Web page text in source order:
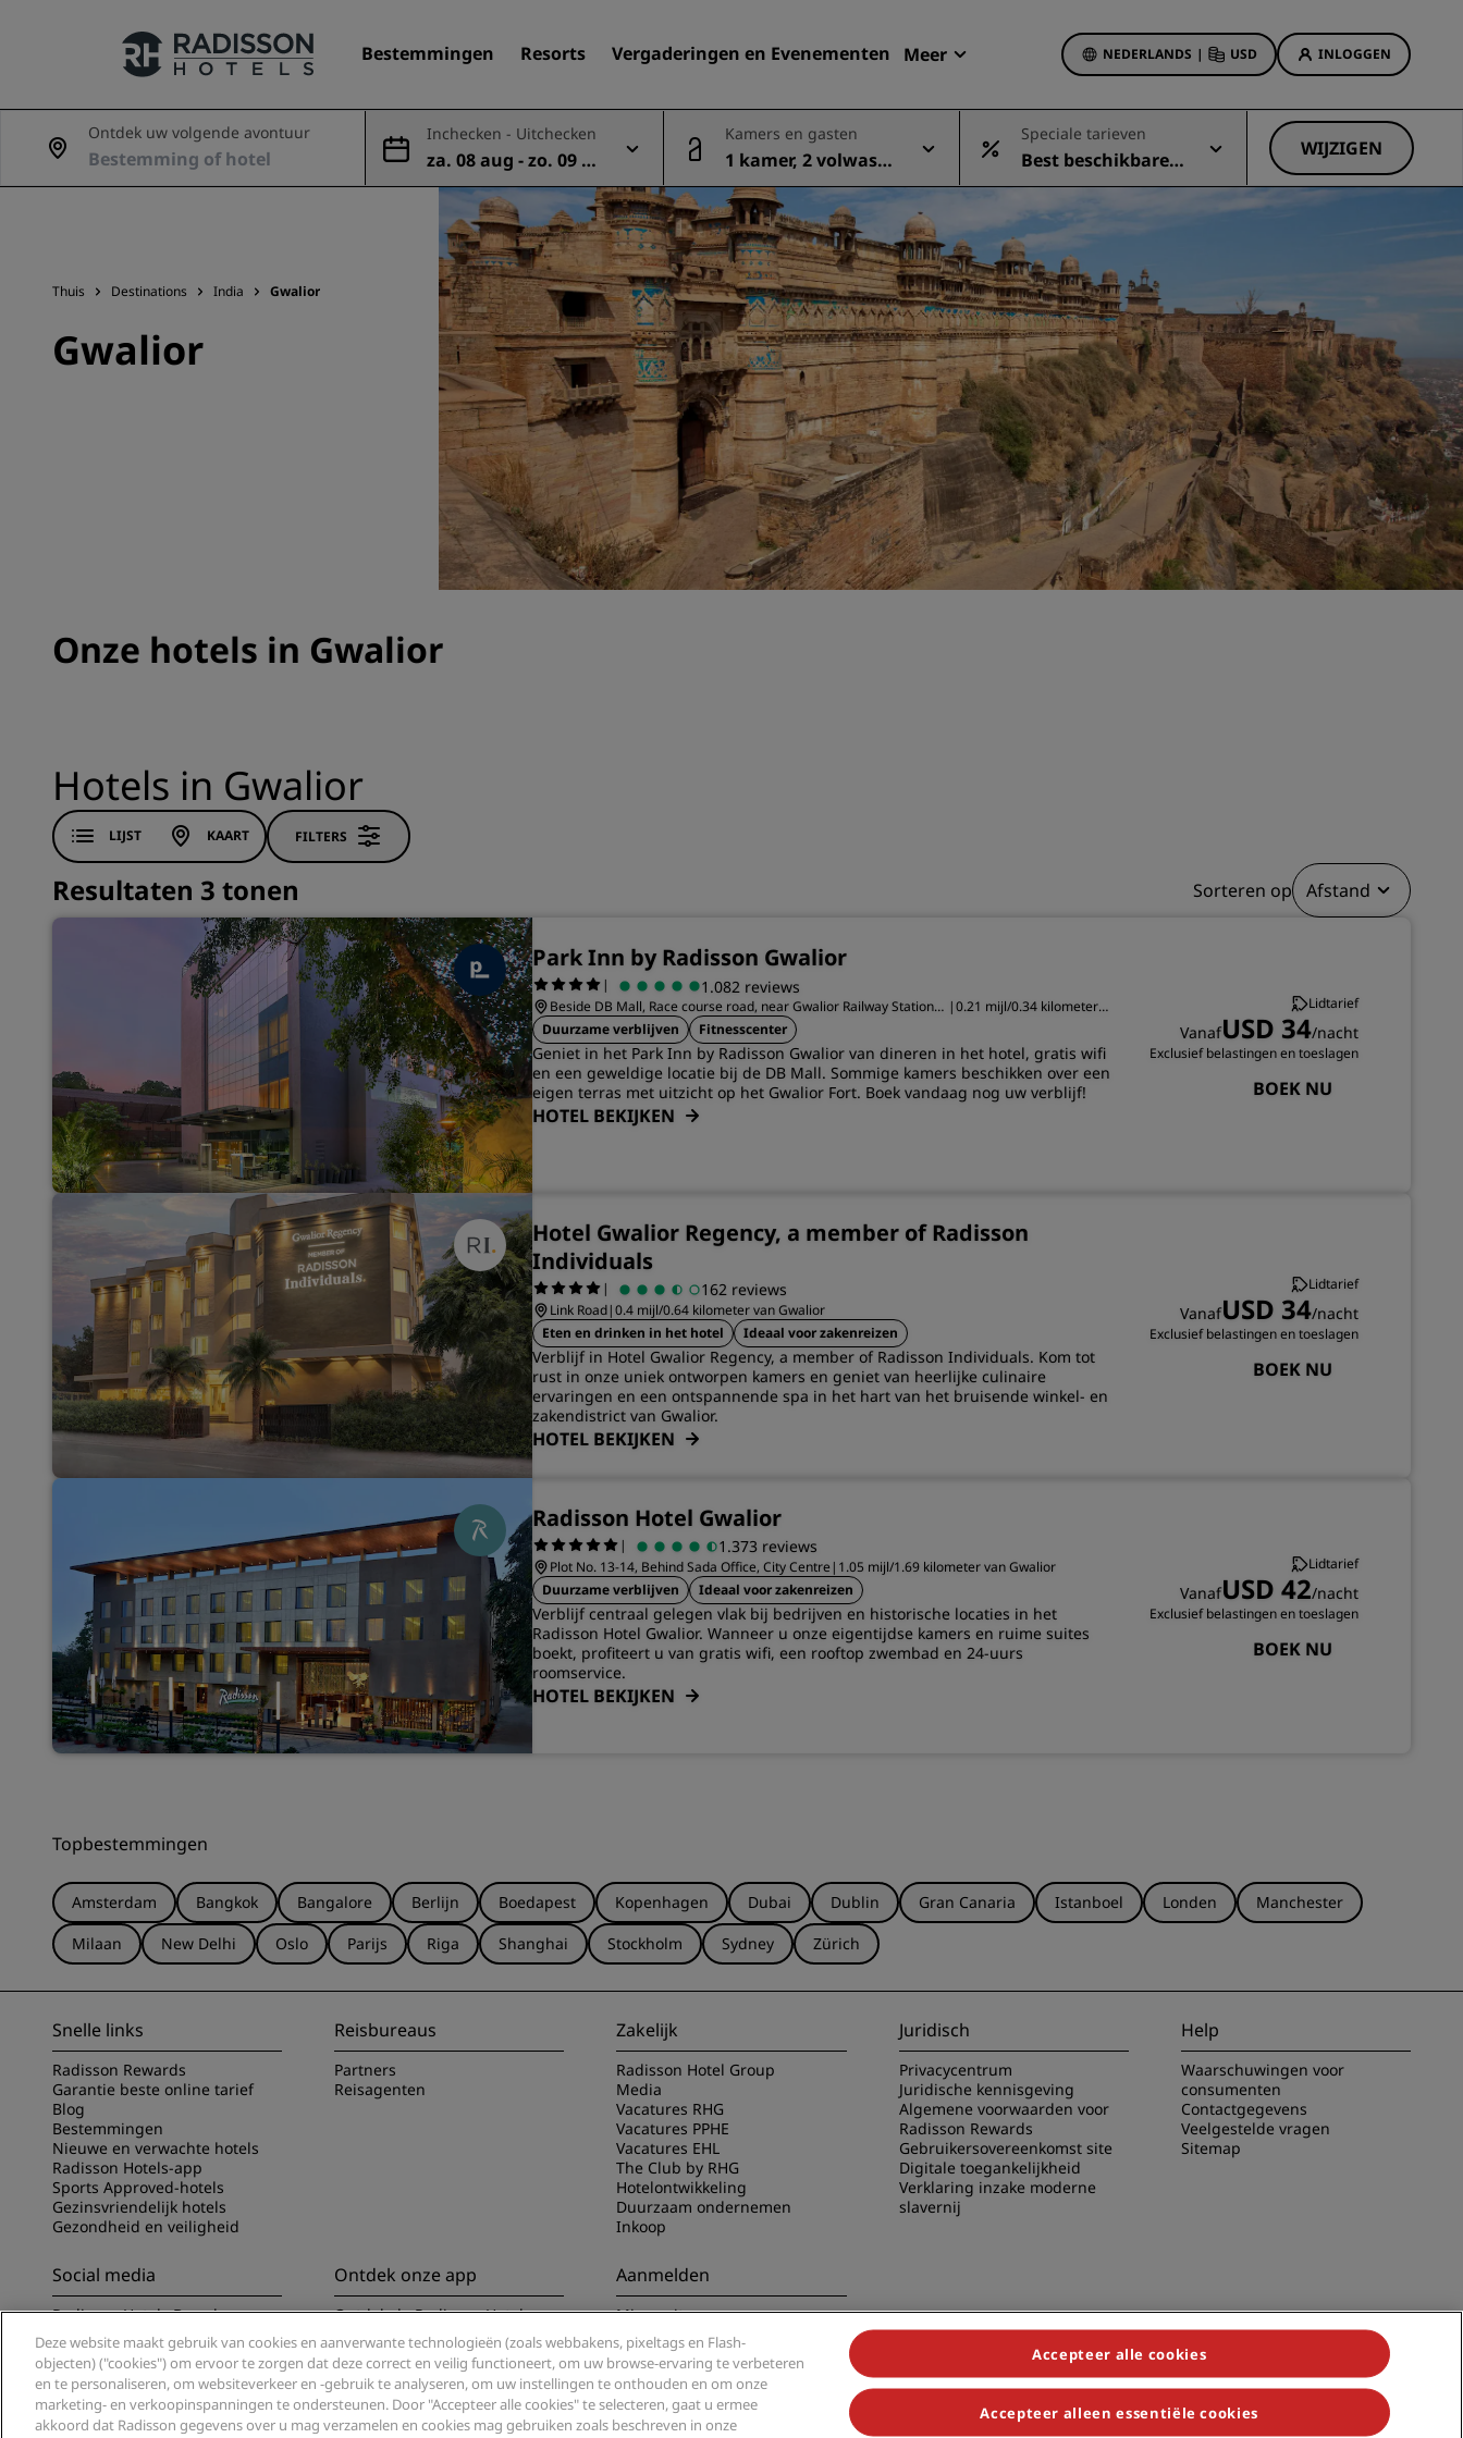
Bestemmingen Resorts Vergaderingen en Evenementen Meer
Aanbiedingen
Radisson Rewards
Mijn boekingen
NEDERLANDS | USD INLOGGEN
Onze merken
Uw hortel zoeken
Bestemmingen
Resorts
Serviceappartementen
Luchthavenhotels
Nieuwe toekomstige hotels
Vergaderingen en
evenementen
Ontdek Radisson Meetings
Boek een vergaderruimte
Een offerte aanvragen
Evenementbestemmingen
Hotelaanbiedingen
Ontdek onze deals
Deals of the Day
Vooruitboeken
Bekijk onze arrangementen
Reisideeën
Gezinsvriendelijke hotels
Rad Pets
Bruiloftslocaties
Duurzame verblijven
Sportteams verblijven
Hoe u punten kunt verdienen
Bookers and Planners
Ontdek uw volgende avontuur Inchecken - Uitchecken
za. 08 aug - zo. 09 a
ug
Kamers en gasten
1 kamer, 2 volwasse
nen
Speciale tarieven
Best beschikbare t
arief
WIJZIGEN
Thuis Destinations India Gwalior
Gwalior
Onze hotels in Gwalior
Hotels in Gwalior
LIJST KAART FILTERS
Resultaten 3 tonen Sorteren op Afstand
Park Inn by Radisson Gwalior
| 1.082 reviews
Beside DB Mall, Race course road, near Gwalior Railway Station
Gwalior, Madhya Pradesh
|0.21 mijl/0.34 kilometer
Duurzame verblijven Fitnesscenter
Geniet in het Park Inn by Radisson Gwalior van dineren in het hotel, gratis wifi
en een geweldige locatie bij de DB Mall. Sommige kamers beschikken over een
eigen terras met uitzicht op het Gwalior Fort. Boek vandaag nog uw verblijf!
HOTEL BEKIJKEN
Lidtarief
VanafUSD 34/nacht
Exclusief belastingen en toeslagen
BOEK NU
Hotel Gwalior Regency, a member of Radisson
Individuals
| 162 reviews
Link Road|0.4 mijl/0.64 kilometer van Gwalior
Eten en drinken in het hotel
Ideaal voor zakenreizen
Verblijf in Hotel Gwalior Regency, a member of Radisson Individuals. Kom tot
rust in onze uniek ontworpen kamers en geniet van heerlijke culinaire
ervaringen en een ontspannende spa in het hart van het bruisende winkel- en
zakendistrict van Gwalior.
HOTEL BEKIJKEN
Lidtarief
VanafUSD 34/nacht
Exclusief belastingen en toeslagen
BOEK NU
Radisson Hotel Gwalior
| 1.373 reviews
Plot No. 13-14, Behind Sada Office, City Centre | 1.05 mijl/1.69 kilometer van Gwalior
Duurzame verblijven
Ideaal voor zakenreizen
Verblijf centraal gelegen vlak bij bedrijven en historische locaties in het
Radisson Hotel Gwalior. Wanneer u onze eigentijdse kamers en ruime suites
boekt, profiteert u van gratis wifi, een rooftop zwembad en 24-uurs
roomservice.
HOTEL BEKIJKEN
Lidtarief
VanafUSD 42/nacht
Exclusief belastingen en toeslagen
BOEK NU
Topbestemmingen
Amsterdam Bangkok Bangalore Berlijn Boedapest Kopenhagen Dubai Dublin Gran Canaria Istanboel Londen
Manchester
Milaan
New Delhi Oslo Parijs Riga Shanghai Stockholm Sydney Zürich
Snelle links
Radisson Rewards
Garantie beste online tarief
Blog
Bestemmingen
Nieuwe en verwachte hotels
Radisson Hotels-app
Sports Approved-hotels
Gezinsvriendelijk hotels
Gezondheid en veiligheid
Reisbureaus
Partners
Reisagenten
Zakelijk
Radisson Hotel Group
Media
Vacatures RHG
Vacatures PPHE
Vacatures EHL
The Club by RHG
Hotelontwikkeling
Duurzaam ondernemen
Inkoop
Juridisch
Privacycentrum
Juridische kennisgeving
Algemene voorwaarden voor
Radisson Rewards
Gebruikersovereenkomst site
Digitale toegankelijkheid
Verklaring inzake moderne
slavernij
Help
Waarschuwingen voor
consumenten
Contactgegevens
Veelgestelde vragen
Sitemap
Social media
Radisson Hotels Brands
Ontdek onze app
Ontdek de Radisson Hotels app
Aanmelden
Mis nooit meer onze
populairste aanbiedingen
Deze website maakt gebruik van cookies en aanverwante technologieën (zoals webbakens, pixeltags en Flash-
objecten) ("cookies") om ervoor te zorgen dat deze correct en veilig functioneert, om uw browse-ervaring te verbeteren
en te personaliseren, om websiteverkeer en -gebruik te analyseren, om uw instellingen te onthouden en om onze
marketing- en verkoopinspanningen te ondersteunen. Door "Accepteer alle cookies" te selecteren, gaat u ermee
akkoord dat Radisson gegevens over u mag verzamelen en cookies mag gebruiken zoals beschreven in onze
Accepteer alle cookies
Accepteer alleen essentiële cookies